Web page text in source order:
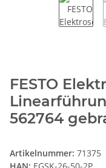
FESTO
562764
Artikelnummer: 71375